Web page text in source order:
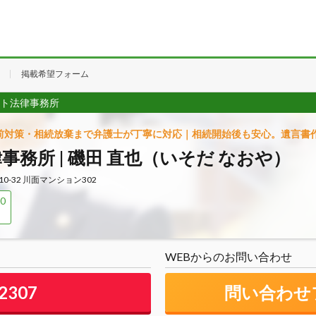
掲載希望フォーム
法律事務所
策・相続放棄まで弁護士が丁寧に対応｜相続開始後も安心。遺言
務所 | 磯田 直也（いそだ なおや）
32 川面マンション302
WEBからのお問い合わせ
問い合わ